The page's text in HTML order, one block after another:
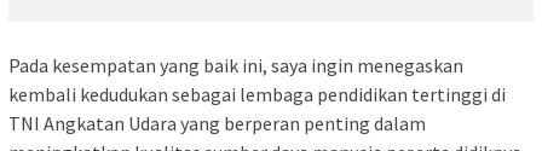
Pada kesempatan yang baik ini, saya ingin menegaskan
kembali kedudukan sebagai lembaga pendidikan tertinggi di
TNI Angkatan Udara yang berperan penting dalam